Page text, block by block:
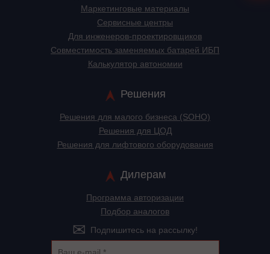
Маркетинговые материалы
Сервисные центры
Для инженеров-проектировщиков
Cовместимость заменяемых батарей ИБП
Калькулятор автономии
Решения
Решения для малого бизнеса (SOHO)
Решения для ЦОД
Решения для лифтового оборудования
Дилерам
Программа авторизации
Подбор аналогов
Подпишитесь на рассылку!